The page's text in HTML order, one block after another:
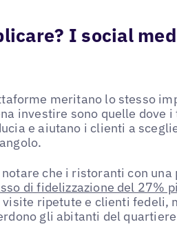
I social
meritano lo stesso
investire sono quelle dove
e aiutano i clienti a
che i ristoranti con
di fidelizzazione del 27%
visite ripetute e clienti fedeli,
gli abitanti del